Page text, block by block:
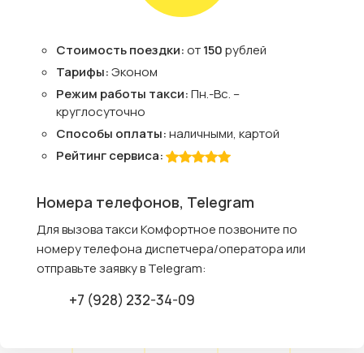
Стоимость поездки:от150рублей
Тарифы:Эконом
Режим работы такси:Пн.-Вс. –
круглосуточно
Способы оплаты:наличными, картой
Рейтинг сервиса:
Номера телефонов, Telegram
Для вызова такси Комфортное позвоните по
номеру телефона диспетчера/оператора или
отправьте заявку в Telegram:
+7 (928) 232-34-09